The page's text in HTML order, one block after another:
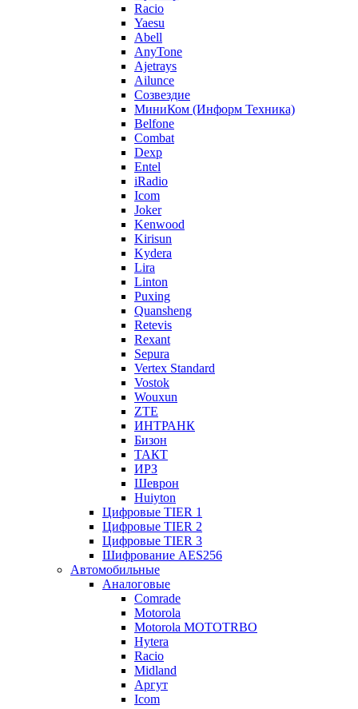
Racio
Yaesu
Abell
AnyTone
Ajetrays
Ailunce
Созвездие
МиниКом (Информ Техника)
Belfone
Combat
Dexp
Entel
iRadio
Icom
Joker
Kenwood
Kirisun
Kydera
Lira
Linton
Puxing
Quansheng
Retevis
Rexant
Sepura
Vertex Standard
Vostok
Wouxun
ZTE
ИНТРАНК
Бизон
ТАКТ
ИРЗ
Шеврон
Huiyton
Цифровые TIER 1
Цифровые TIER 2
Цифровые TIER 3
Шифрование AES256
Автомобильные
Аналоговые
Comrade
Motorola
Motorola MOTOTRBO
Hytera
Racio
Midland
Аргут
Icom